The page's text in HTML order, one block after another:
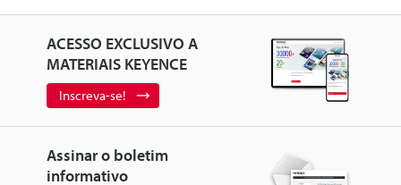
ACESSO EXCLUSIVO A
MATERIAIS KEYENCE
Inscreva-se!
Assinar o boletim
informativo